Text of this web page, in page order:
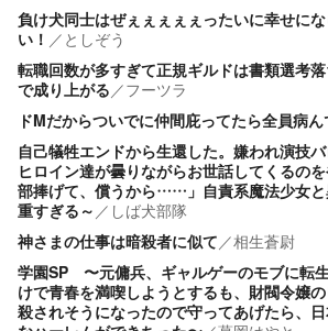
負け犬同士はぜぇぇぇぇぇったいに幸せに
い！ ／ としぞう
転職回数が多すぎて正規ギルドは書類選考
で成り上がる／フーツラ
ドMだからついでに仲間庇ってたら全員病ん
自己犠牲エンドから生還した。嫌われ演技
ヒロイン達が曇りながらお世話してくるの
部捧げて、償うから……」自責系魔法少女
重すぎる～ ／ しば犬部隊
神さまの仕事は暗殺者に似て／相生蒼尉
学園SP 〜元傭兵、ギャルゲーのモブに転
けで青春を満喫しようとするも、財閥令嬢
殺されそうになったので守ってあげたら、